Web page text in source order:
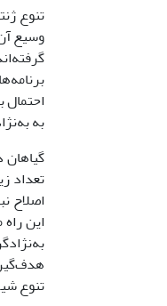
تنوع
به
تعداد
اصلاح
تنوع